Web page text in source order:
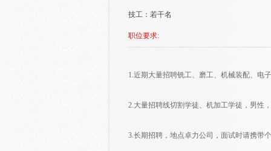
技工：若干名
职位要求:
1.近期大量招聘铣工、磨工、机械装配、电
2.大量招聘线切割学徒、机加工学徒，男性
3.长期招聘，地点卓力公司，面试时请携带个